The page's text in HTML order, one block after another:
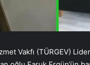
Vakfı (TÜRGEV)